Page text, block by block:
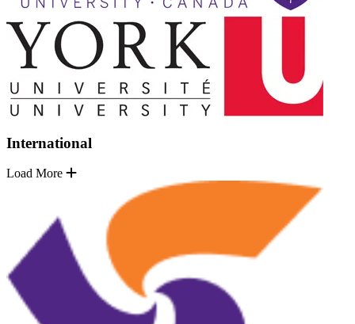
International
Load More